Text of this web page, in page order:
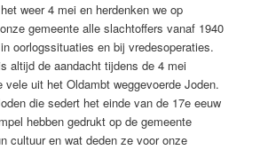
weer 4 mei en herdenken we op
gemeente alle slachtoffers vanaf 1940
oorlogssituaties en bij vredesoperaties.
altijd de aandacht tijdens de 4 mei
vele uit het Oldambt weggevoerde Joden.
die sedert het einde van de 17e eeuw
hebben gedrukt op de gemeente
cultuur en wat deden ze voor onze